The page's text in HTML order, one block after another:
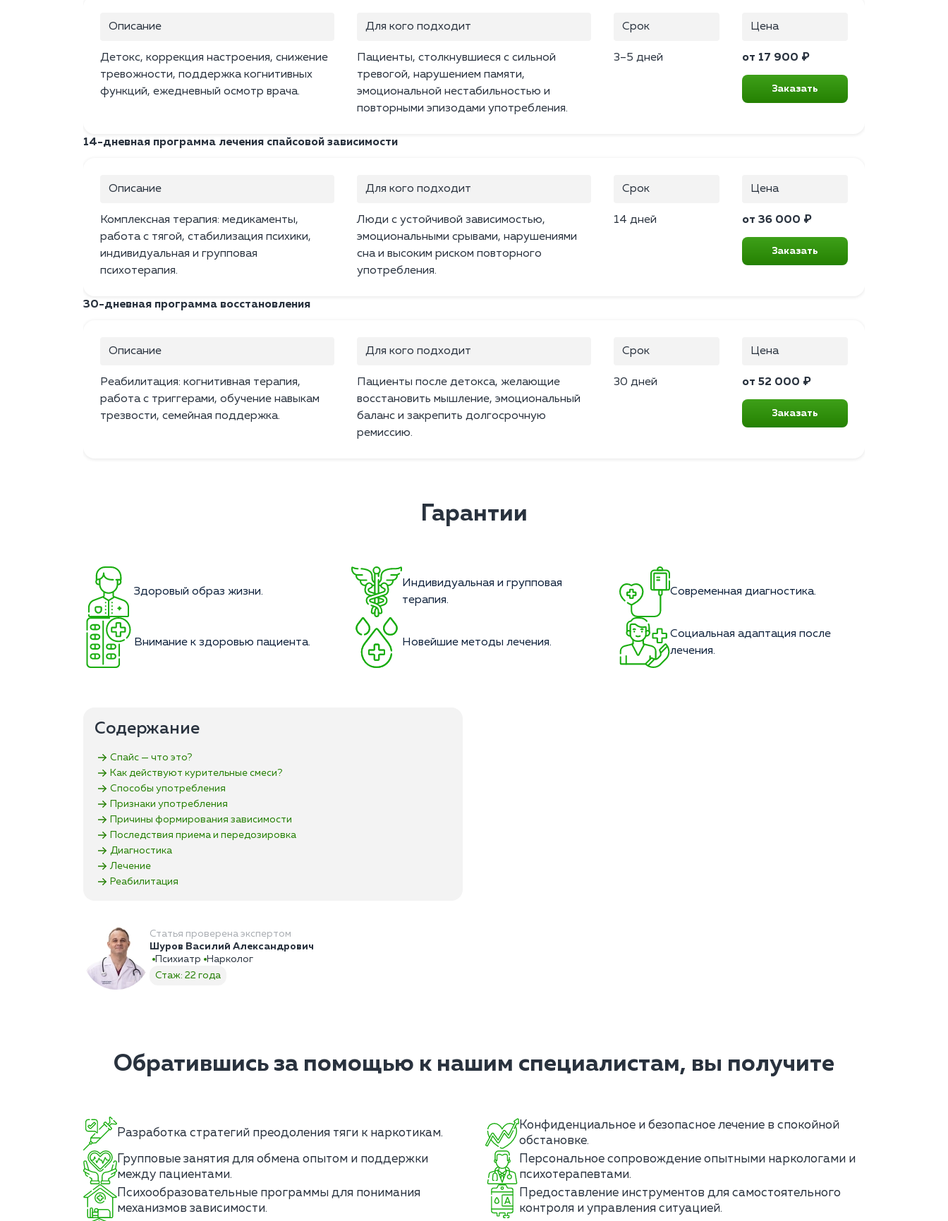
Описание
Детокс, коррекция настроения, снижение
тревожности, поддержка когнитивных
функций, ежедневный осмотр врача.
Для кого подходит
Пациенты, столкнувшиеся с сильной
тревогой, нарушением памяти,
эмоциональной нестабильностью и
повторными эпизодами употребления.
Срок
3–5 дней
Цена
от 17 900 ₽
Заказать
14-дневная программа лечения спайсовой зависимости
Описание
Комплексная терапия: медикаменты,
работа с тягой, стабилизация психики,
индивидуальная и групповая
психотерапия.
Для кого подходит
Люди с устойчивой зависимостью,
эмоциональными срывами, нарушениями
сна и высоким риском повторного
употребления.
Срок
14 дней
Цена
от 36 000 ₽
Заказать
30-дневная программа восстановления
Описание
Реабилитация: когнитивная терапия,
работа с триггерами, обучение навыкам
трезвости, семейная поддержка.
Для кого подходит
Пациенты после детокса, желающие
восстановить мышление, эмоциональный
баланс и закрепить долгосрочную
ремиссию.
Срок
30 дней
Цена
от 52 000 ₽
Заказать
Гарантии
Здоровый образ жизни.
Индивидуальная и групповая
терапия.
Современная диагностика.
Внимание к здоровью пациента. Новейшие методы лечения.
Социальная адаптация после
лечения.
Содержание
Спайс — что это?
Как действуют курительные смеси?
Способы употребления
Признаки употребления
Причины формирования зависимости
Последствия приема и передозировка
Диагностика
Лечение
Реабилитация
Статья проверена экспертом
Шуров Василий Александрович
Психиатр
Нарколог
Стаж: 22 года
Обратившись за помощью к нашим специалистам, вы получите
Разработка стратегий преодоления тяги к наркотикам.
Конфиденциальное и безопасное лечение в спокойной
обстановке.
Групповые занятия для обмена опытом и поддержки
между пациентами.
Персональное сопровождение опытными наркологами и
психотерапевтами.
Психообразовательные программы для понимания
механизмов зависимости.
Предоставление инструментов для самостоятельного
контроля и управления ситуацией.